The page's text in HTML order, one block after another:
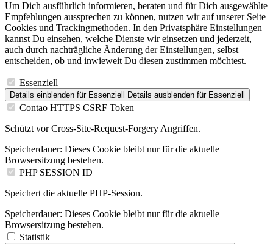
Um Dich ausführlich informieren, beraten und für Dich ausgewählte
Empfehlungen aussprechen zu können, nutzen wir auf unserer Seite
Cookies und Trackingmethoden. In den Privatsphäre Einstellungen
kannst Du einsehen, welche Dienste wir einsetzen und jederzeit,
auch durch nachträgliche Änderung der Einstellungen, selbst
entscheiden, ob und inwieweit Du diesen zustimmen möchtest.
Essenziell
Details einblenden für Essenziell Details ausblenden für Essenziell
Contao HTTPS CSRF Token
Schützt vor Cross-Site-Request-Forgery Angriffen.
Speicherdauer: Dieses Cookie bleibt nur für die aktuelle
Browsersitzung bestehen.
PHP SESSION ID
Speichert die aktuelle PHP-Session.
Speicherdauer: Dieses Cookie bleibt nur für die aktuelle
Browsersitzung bestehen.
Statistik